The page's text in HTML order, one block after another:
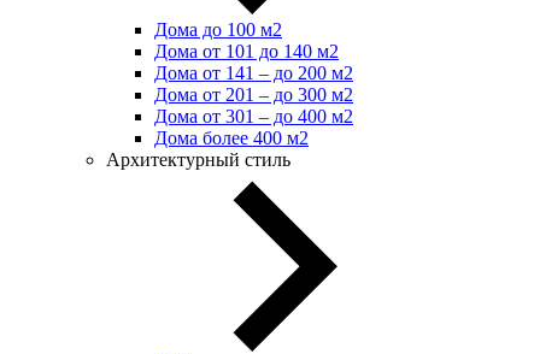
Дома до 100 м2
Дома от 101 до 140 м2
Дома от 141 – до 200 м2
Дома от 201 – до 300 м2
Дома от 301 – до 400 м2
Дома более 400 м2
Архитектурный стиль